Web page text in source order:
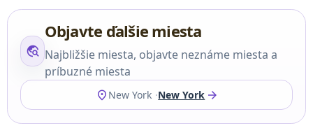
travel_explore
Objavte ďalšie miesta
Najbližšie miesta, objavte neznáme miesta a
príbuzné miesta
location_on New York New York arrow_forward